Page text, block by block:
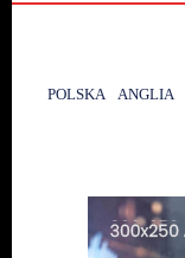
POLSKA ANGLIA